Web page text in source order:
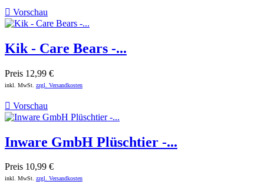
 Vorschau
Kik - Care Bears -...
Preis 12,99 €
inkl. MwSt. zzgl. Versandkosten
 Vorschau
Inware GmbH Plüschtier -...
Preis 10,99 €
inkl. MwSt. zzgl. Versandkosten